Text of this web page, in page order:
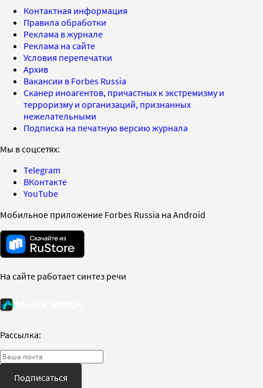
Контактная информация
Правила обработки
Реклама в журнале
Реклама на сайте
Условия перепечатки
Архив
Вакансии в Forbes Russia
Сканер иноагентов, причастных к экстремизму и
терроризму и организаций, признанных
нежелательными
Подписка на печатную версию журнала
Мы в соцсетях:
Telegram
ВКонтакте
YouTube
Мобильное приложение Forbes Russia на Android
На сайте работает синтез речи
Рассылка:
Подписаться